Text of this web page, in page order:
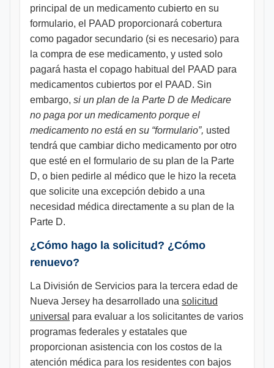
principal de un medicamento cubierto en su
formulario, el PAAD proporcionará cobertura
como pagador secundario (si es necesario) para
la compra de ese medicamento, y usted solo
pagará hasta el copago habitual del PAAD para
medicamentos cubiertos por el PAAD. Sin
embargo, si un plan de la Parte D de Medicare
no paga por un medicamento porque el
medicamento no está en su “formulario”, usted
tendrá que cambiar dicho medicamento por otro
que esté en el formulario de su plan de la Parte
D, o bien pedirle al médico que le hizo la receta
que solicite una excepción debido a una
necesidad médica directamente a su plan de la
Parte D.
¿Cómo hago la solicitud? ¿Cómo
renuevo?
La División de Servicios para la tercera edad de
Nueva Jersey ha desarrollado una solicitud
universal para evaluar a los solicitantes de varios
programas federales y estatales que
proporcionan asistencia con los costos de la
atención médica para los residentes con bajos